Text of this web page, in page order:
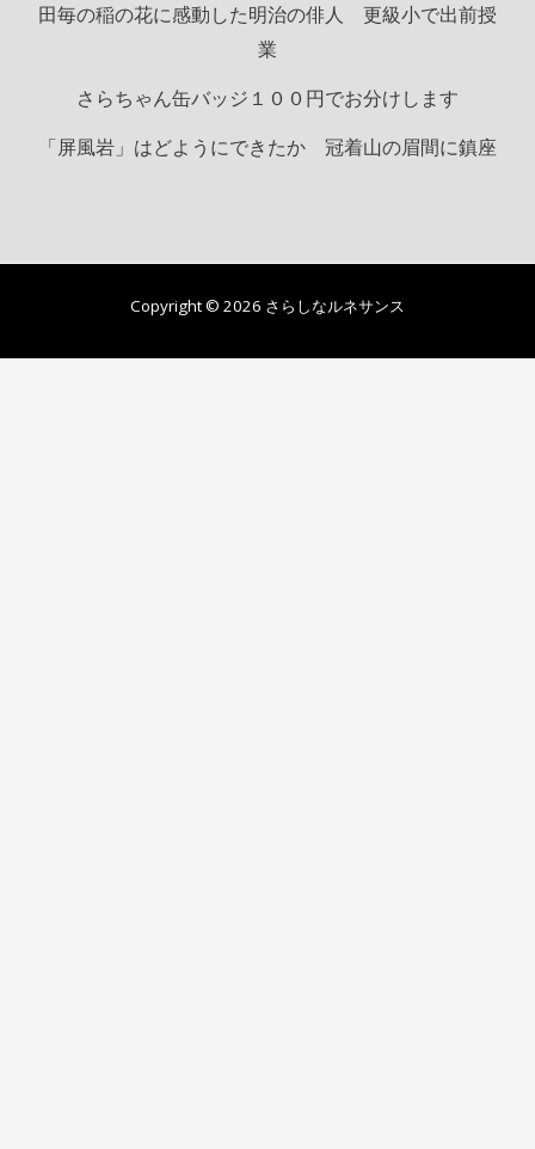
田毎の稲の花に感動した明治の俳人 更級小で出前授
業
さらちゃん缶バッジ１００円でお分けします
「屏風岩」はどようにできたか 冠着山の眉間に鎮座
Copyright © 2026 さらしなルネサンス